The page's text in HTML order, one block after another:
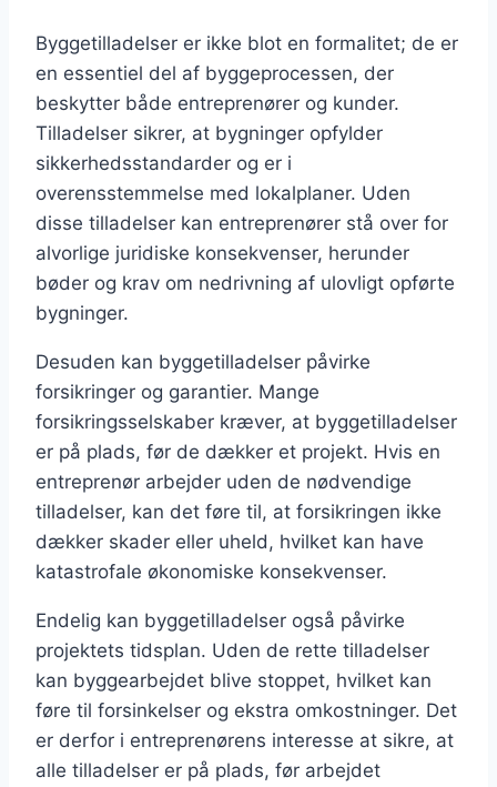
Byggetilladelser er ikke blot en formalitet; de er
en essentiel del af byggeprocessen, der
beskytter både entreprenører og kunder.
Tilladelser sikrer, at bygninger opfylder
sikkerhedsstandarder og er i
overensstemmelse med lokalplaner. Uden
disse tilladelser kan entreprenører stå over for
alvorlige juridiske konsekvenser, herunder
bøder og krav om nedrivning af ulovligt opførte
bygninger.
Desuden kan byggetilladelser påvirke
forsikringer og garantier. Mange
forsikringsselskaber kræver, at byggetilladelser
er på plads, før de dækker et projekt. Hvis en
entreprenør arbejder uden de nødvendige
tilladelser, kan det føre til, at forsikringen ikke
dækker skader eller uheld, hvilket kan have
katastrofale økonomiske konsekvenser.
Endelig kan byggetilladelser også påvirke
projektets tidsplan. Uden de rette tilladelser
kan byggearbejdet blive stoppet, hvilket kan
føre til forsinkelser og ekstra omkostninger. Det
er derfor i entreprenørens interesse at sikre, at
alle tilladelser er på plads, før arbejdet